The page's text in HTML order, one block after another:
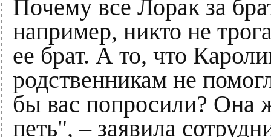
Почему все Лорак за
например, никто не
ее брат. А то, что
родственникам не
бы вас попросили? Она
петь", – заявила